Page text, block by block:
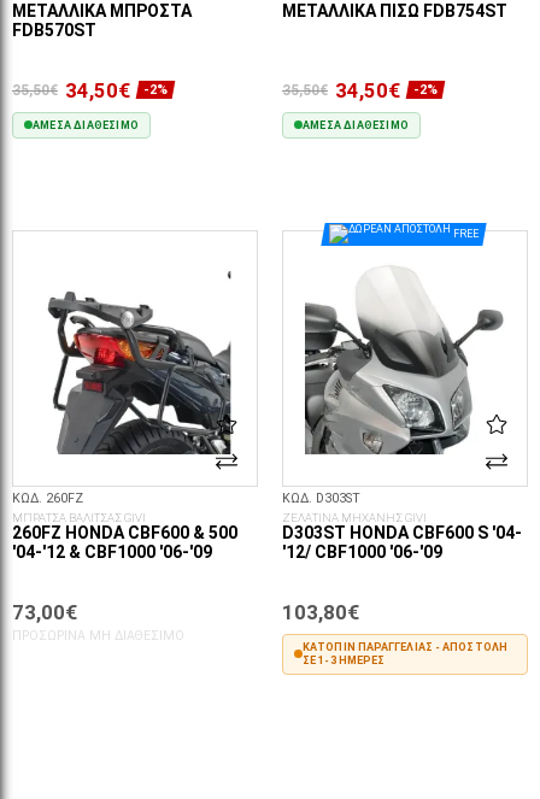
ΜΕΤΑΛΛΙΚΆ ΜΠΡΟΣΤΆ
FDB570ST
35,50€ 34,50€ -2%
ΆΜΕΣΑ ΔΙΑΘΈΣΙΜΟ
ΜΕΤΑΛΛΙΚΆ ΠΊΣΩ FDB754ST
35,50€ 34,50€ -2%
ΆΜΕΣΑ ΔΙΑΘΈΣΙΜΟ
ΚΩΔ. 260FZ
ΜΠΡΑΤΣΑ ΒΑΛΙΤΣΑΣ GIVI
260FZ HONDA CBF600 & 500
'04-'12 & CBF1000 '06-'09
73,00€
ΠΡΟΣΩΡΙΝΆ ΜΗ ΔΙΑΘΈΣΙΜΟ
FREE
ΚΩΔ. D303ST
ΖΕΛΑΤΙΝΑ ΜΗΧΑΝΗΣ GIVI
D303ST HONDA CBF600 S '04-
'12/ CBF1000 '06-'09
103,80€
ΚΑΤΌΠΙΝ ΠΑΡΑΓΓΕΛΊΑΣ - ΑΠΟΣΤΟΛΉ
ΣΕ 1-3 ΗΜΈΡΕΣ